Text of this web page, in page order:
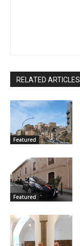
RELATED ARTICLES
Featured
Featured